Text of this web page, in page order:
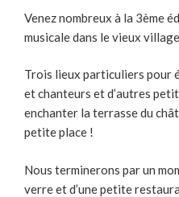
Venez nombreux à la 3ème
musicale dans le vieux
Trois lieux particuliers pour
et chanteurs et d’autres
enchanter la terrasse du
petite place !
Nous terminerons par un
verre et d’une petite